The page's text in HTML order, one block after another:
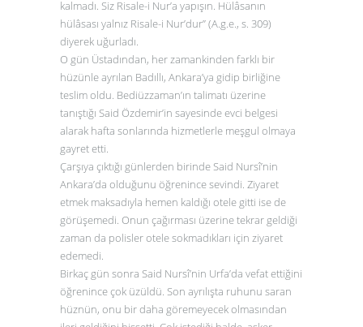
kalmadı. Siz Risale-i Nur’a yapışın. Hülâsanın
hülâsası yalnız Risale-i Nur’dur” (A.g.e., s. 309)
diyerek uğurladı.
O gün Üstadından, her zamankinden farklı bir
hüzünle ayrılan Badıllı, Ankara’ya gidip birliğine
teslim oldu. Bediüzzaman’ın talimatı üzerine
tanıştığı Said Özdemir’in sayesinde evci belgesi
alarak hafta sonlarında hizmetlerle meşgul olmaya
gayret etti.
Çarşıya çıktığı günlerden birinde Said Nursî’nin
Ankara’da olduğunu öğrenince sevindi. Ziyaret
etmek maksadıyla hemen kaldığı otele gitti ise de
görüşemedi. Onun çağırması üzerine tekrar geldiği
zaman da polisler otele sokmadıkları için ziyaret
edemedi.
Birkaç gün sonra Said Nursî’nin Urfa’da vefat ettiğini
öğrenince çok üzüldü. Son ayrılışta ruhunu saran
hüznün, onu bir daha göremeyecek olmasından